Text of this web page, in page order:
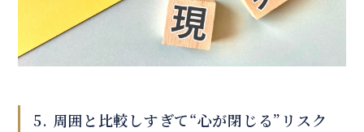
5. 周囲と比較しすぎて“心が閉じる”リスク